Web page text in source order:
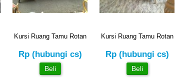
Kursi Ruang Tamu Rotan
Rp (hubungi cs)
Beli
Kursi Ruang Tamu Rotan
Rp (hubungi cs)
Beli